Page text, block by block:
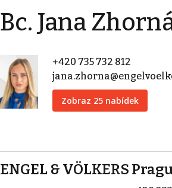
Bc. Jana
+420 735 732 812
Zobraz 25 nabídek
ENGEL & VÖLKERS